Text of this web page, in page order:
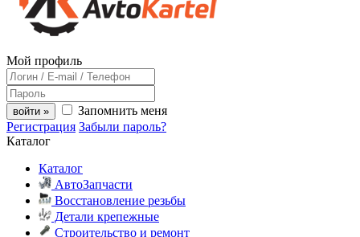
Мой профиль
войти »
Запомнить меня
Регистрация Забыли пароль?
Каталог
Каталог
АвтоЗапчасти
Восстановление резьбы
Детали крепежные
Строительство и ремонт